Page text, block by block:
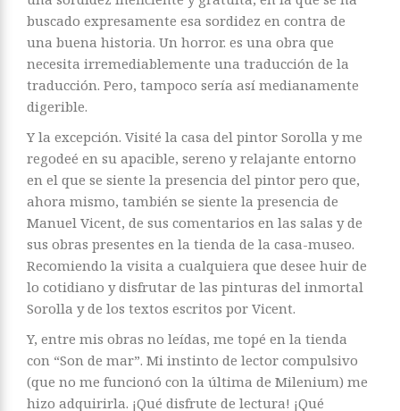
buscado expresamente esa sordidez en contra de
una buena historia. Un horror. es una obra que
necesita irremediablemente una traducción de la
traducción. Pero, tampoco sería así medianamente
digerible.
Y la excepción. Visité la casa del pintor Sorolla y me
regodeé en su apacible, sereno y relajante entorno
en el que se siente la presencia del pintor pero que,
ahora mismo, también se siente la presencia de
Manuel Vicent, de sus comentarios en las salas y de
sus obras presentes en la tienda de la casa-museo.
Recomiendo la visita a cualquiera que desee huir de
lo cotidiano y disfrutar de las pinturas del inmortal
Sorolla y de los textos escritos por Vicent.
Y, entre mis obras no leídas, me topé en la tienda
con “Son de mar”. Mi instinto de lector compulsivo
(que no me funcionó con la última de Milenium) me
hizo adquirirla. ¡Qué disfrute de lectura! ¡Qué